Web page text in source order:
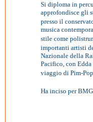
Si diploma in
approfondisce gli
presso il
musica
stile come
importanti artisti
Nazionale della
Pacifico, con
viaggio di Pim-
Ha inciso per BMG